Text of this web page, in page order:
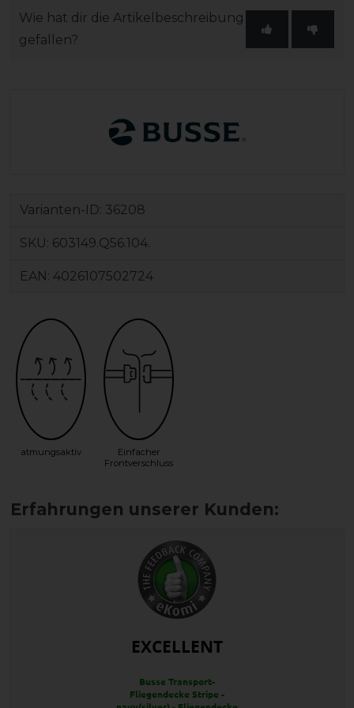
Wie hat dir die Artikelbeschreibung
gefallen?
Varianten-ID: 36208
SKU: 603149.Q56.104.
EAN: 4026107502724
atmungsaktiv
Einfacher
Frontverschluss
EXCELLENT
Busse Transport-
Fliegendecke Stripe -